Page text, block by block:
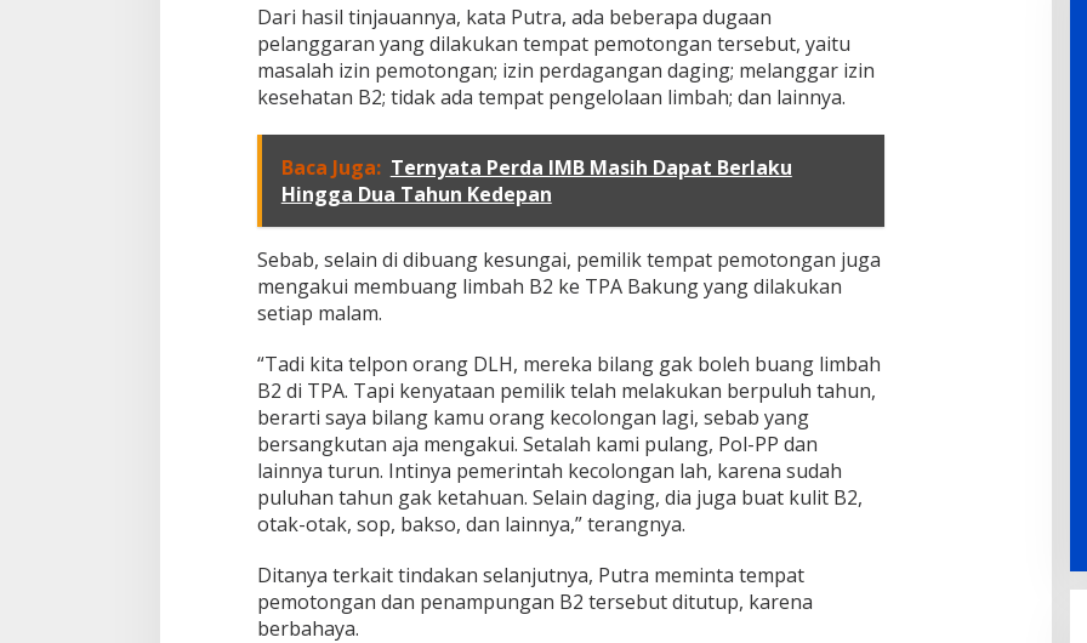
h
n
T
a
n
Dari hasil tinjauannya, kata Putra, ada beberapa dugaan
pelanggaran yang dilakukan tempat pemotongan tersebut, yaitu
masalah izin pemotongan; izin perdagangan daging; melanggar izin
kesehatan B2; tidak ada tempat pengelolaan limbah; dan lainnya.
Baca Juga: Ternyata Perda IMB Masih Dapat Berlaku
Hingga Dua Tahun Kedepan
Sebab, selain di dibuang kesungai, pemilik tempat pemotongan juga
mengakui membuang limbah B2 ke TPA Bakung yang dilakukan
setiap malam.
“Tadi kita telpon orang DLH, mereka bilang gak boleh buang limbah
B2 di TPA. Tapi kenyataan pemilik telah melakukan berpuluh tahun,
berarti saya bilang kamu orang kecolongan lagi, sebab yang
bersangkutan aja mengakui. Setalah kami pulang, Pol-PP dan
lainnya turun. Intinya pemerintah kecolongan lah, karena sudah
puluhan tahun gak ketahuan. Selain daging, dia juga buat kulit B2,
otak-otak, sop, bakso, dan lainnya,” terangnya.
Ditanya terkait tindakan selanjutnya, Putra meminta tempat
pemotongan dan penampungan B2 tersebut ditutup, karena
berbahaya.